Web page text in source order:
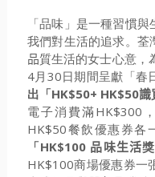
「品味」是一種習慣
我們對生活的追求。荃
品質生活的女士心意，
4月 30日期間呈獻「春
出「HK$50+ HK$50識
電子消費滿HK$300
HK$50餐飲優惠券各
「HK$100 品味生活
HK$100商場優惠券一